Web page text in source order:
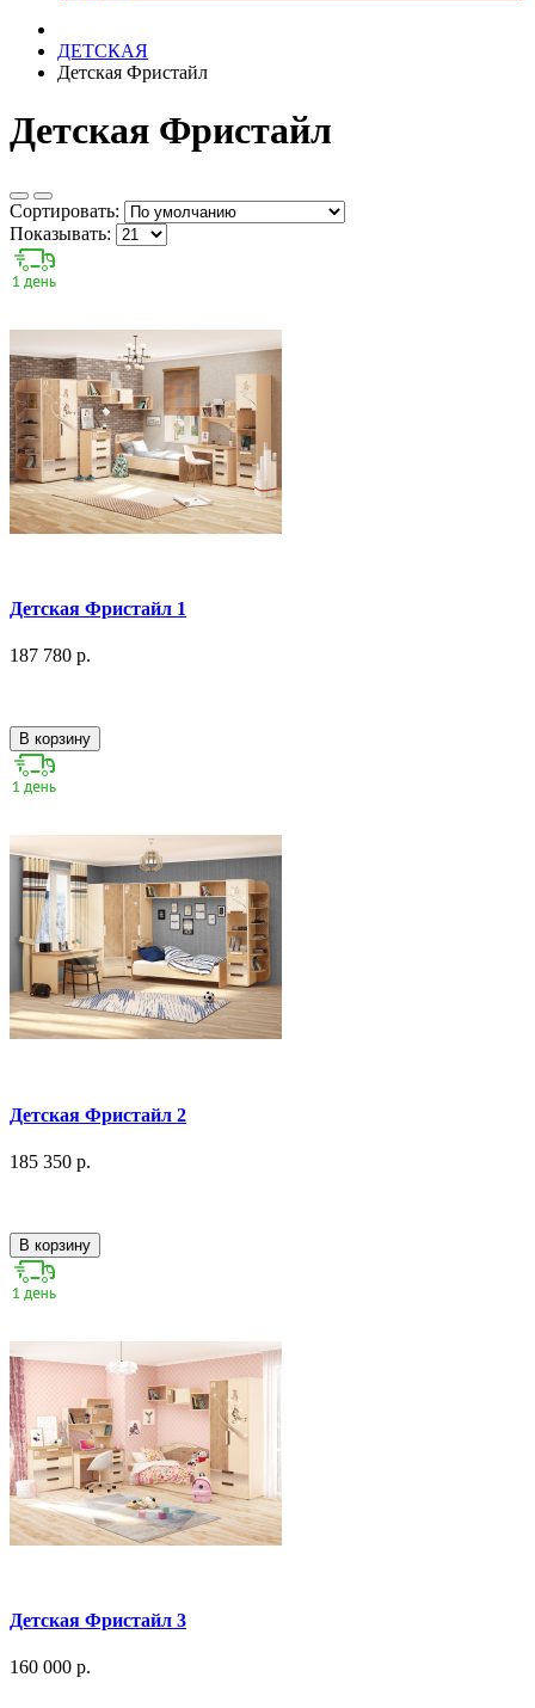
ДЕТСКАЯ
Детская Фристайл
Детская Фристайл
Сортировать:
Показывать:
Детская Фристайл 1
187 780 р.
В корзину
Детская Фристайл 2
185 350 р.
В корзину
Детская Фристайл 3
160 000 р.